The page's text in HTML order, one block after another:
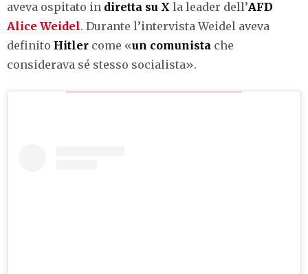
aveva ospitato in diretta su X la leader dell’AFD
Alice Weidel. Durante l’intervista Weidel aveva
definito Hitler come «un comunista che
considerava sé stesso socialista».